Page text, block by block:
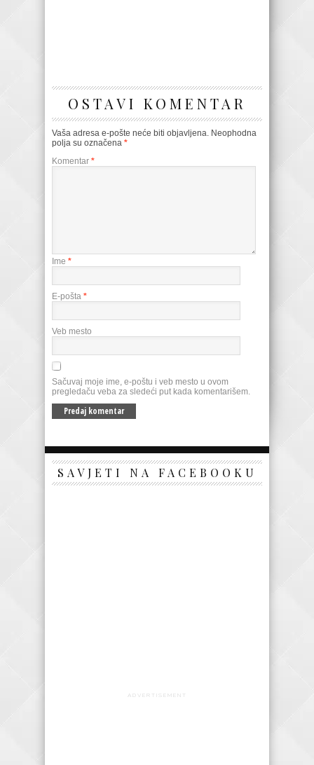
OSTAVI KOMENTAR
Vaša adresa e-pošte neće biti objavljena. Neophodna
polja su označena *
Komentar *
Ime *
E-pošta *
Veb mesto
Sačuvaj moje ime, e-poštu i veb mesto u ovom
pregledaču veba za sledeći put kada komentarišem.
SAVJETI NA FACEBOOKU
ADVERTISEMENT